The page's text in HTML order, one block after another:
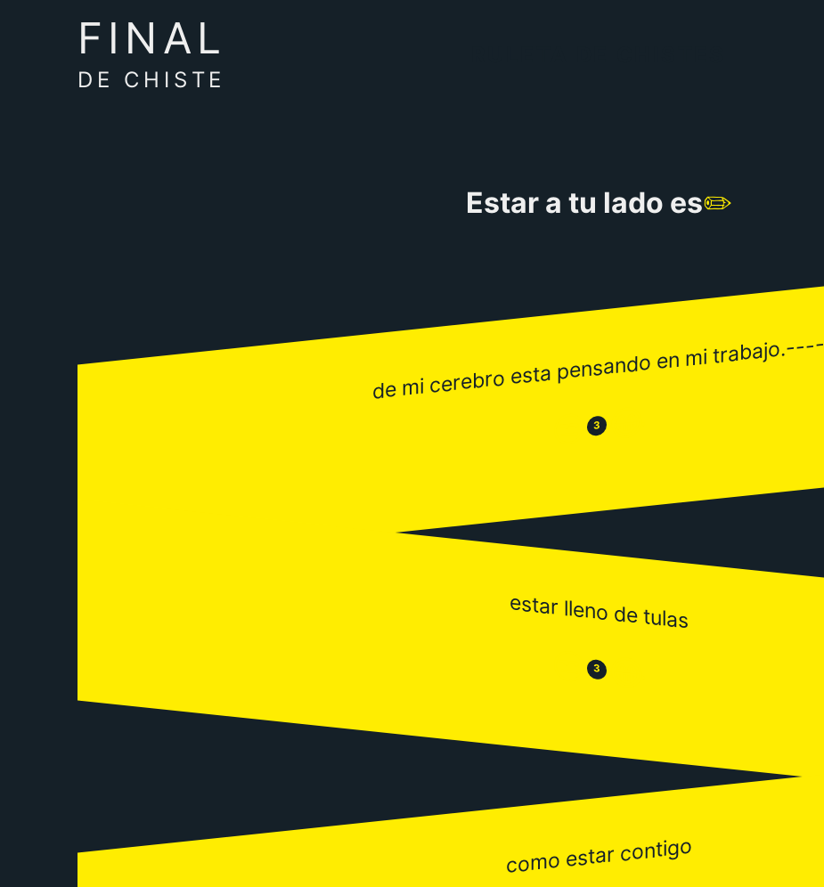
FINAL
DE CHISTE
Estar a tu lado es✏️
de mi cerebro esta pensando en mi trabajo.----
😒 3 😂
estar lleno de tulas
😒 3 😂
como estar contigo